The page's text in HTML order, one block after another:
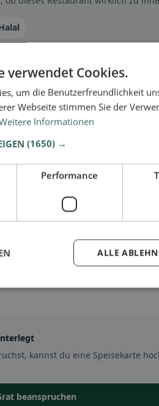
bei glutenfrei, vegan,
kannst du eine Speisekarte
beanspruchen
verwendet Cookies.
um die Benutzerfreundlichkeit
Webseite stimmen Sie der
Informationen
(1650) →
Performance
ALLE